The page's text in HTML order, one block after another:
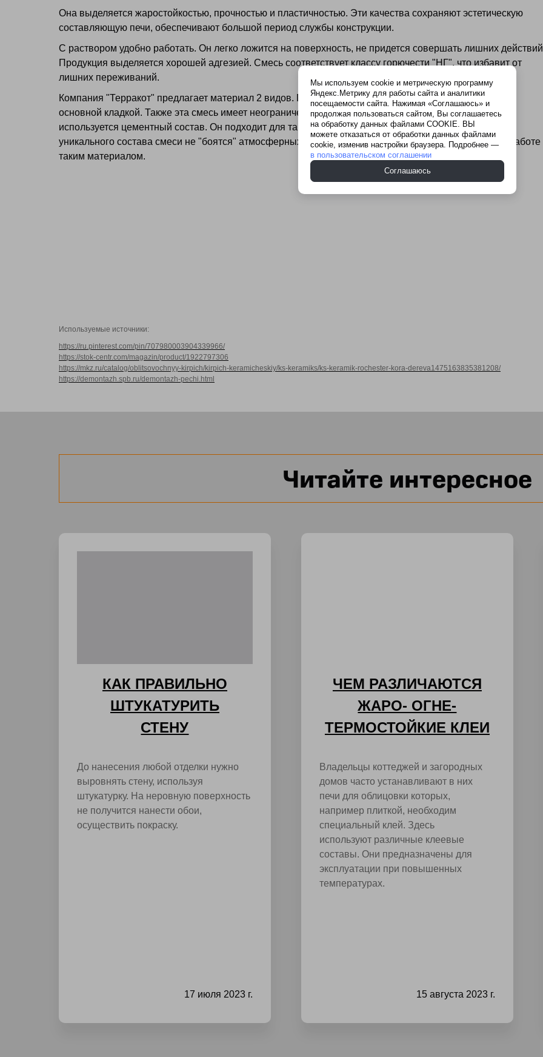
Она выделяется жаростойкостью, прочностью и пластичностью. Эти качества сохраняют эстетическую
составляющую печи, обеспечивают большой период службы конструкции.
С раствором удобно работать. Он легко ложится на поверхность, не придется совершать лишних
Продукция выделяется хорошей адгезией. Смесь соответствует классу горючести "НГ", что избавит от
лишних переживаний.
Компания "Терракот" предлагает материал 2 видов. Первый - глиняный. Он подходит для работы с
основной кладкой. Также эта смесь имеет неограниченный срок годности. Для наружных работ
используется цементный состав. Он подходит для таких элементов как трубы и дымоходы. Из-за
уникального состава смеси не "боятся" атмосферных явлений. У вас не возникнет сложностей при работе
таким материалом.
Используемые источники:
https://ru.pinterest.com/pin/707980003904339966/
https://stok-centr.com/magazin/product/1922797306
https://mkz.ru/catalog/oblitsovochnyy-kirpich/kirpich-keramicheskiy/ks-keramiks/ks-keramik-rochester-kora-dereva1475163835381208/
https://demontazh.spb.ru/demontazh-pechi.html
Читайте интересное
КАК ПРАВИЛЬНО
ШТУКАТУРИТЬ
СТЕНУ
До нанесения любой отделки нужно
выровнять стену, используя
штукатурку. На неровную поверхность
не получится нанести обои,
осуществить покраску.
17 июля 2023 г.
ЧЕМ РАЗЛИЧАЮТСЯ
ЖАРО- ОГНЕ-
ТЕРМОСТОЙКИЕ КЛЕИ
Владельцы коттеджей и загородных
домов часто устанавливают в них
печи для облицовки которых,
например плиткой, необходим
специальный клей. Здесь
используют различные клеевые
составы. Они предназначены для
эксплуатации при повышенных
температурах.
15 августа 2023 г.
Мы используем cookie и метрическую программу
Яндекс.Метрику для работы сайта и аналитики
посещаемости сайта. Нажимая «Соглашаюсь» и
продолжая пользоваться сайтом, Вы соглашаетесь
на обработку данных файлами COOKIE. ВЫ
можете отказаться от обработки данных файлами
cookie, изменив настройки браузера. Подробнее —
в пользовательском соглашении
Соглашаюсь